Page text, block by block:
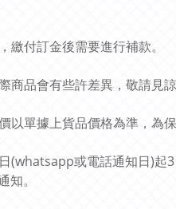
繳付訂金後需要進行補款。
商品會有些許差異，敬請見諒
以單據上貨品價格為準，為
(whatsapp或電話通知日)起
知。